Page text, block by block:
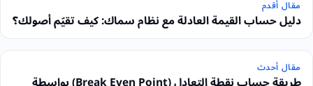
مقال أقدم
دليل حساب القيمة العادلة مع نظام سماك: كيف تقيّم أصولك؟
مقال أحدث